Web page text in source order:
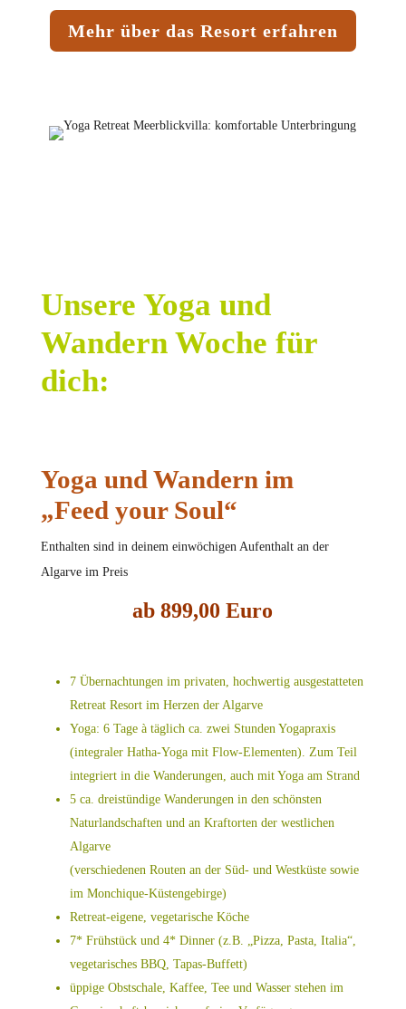
Mehr über das Resort erfahren
Unsere Yoga und
Wandern Woche für
dich:
Yoga und Wandern im
„Feed your Soul“
Enthalten sind in deinem einwöchigen Aufenthalt an der
Algarve im Preis
ab 899,00 Euro
7 Übernachtungen im privaten, hochwertig ausgestatteten
Retreat Resort im Herzen der Algarve
Yoga: 6 Tage à täglich ca. zwei Stunden Yogapraxis
(integraler Hatha-Yoga mit Flow-Elementen). Zum Teil
integriert in die Wanderungen, auch mit Yoga am Strand
5 ca. dreistündige Wanderungen in den schönsten
Naturlandschaften und an Kraftorten der westlichen
Algarve
(verschiedenen Routen an der Süd- und Westküste sowie
im Monchique-Küstengebirge)
Retreat-eigene, vegetarische Köche
7* Frühstück und 4* Dinner (z.B. „Pizza, Pasta, Italia“,
vegetarisches BBQ, Tapas-Buffett)
üppige Obstschale, Kaffee, Tee und Wasser stehen im